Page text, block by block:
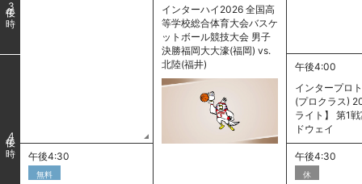
3
インターハイ2026 全国高
等学校総合体育大会バスケ
ットボール競技大会 男子
決勝福岡大大濠(福岡) vs.
北陸(福井)
4
午後4:00
インタープロ
(プロクラス)
ライト】 第1
ドウェイ
午後4:30
無料
午後4:30
休